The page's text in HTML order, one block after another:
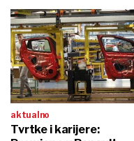
aktualno
Tvrtke i karijere: